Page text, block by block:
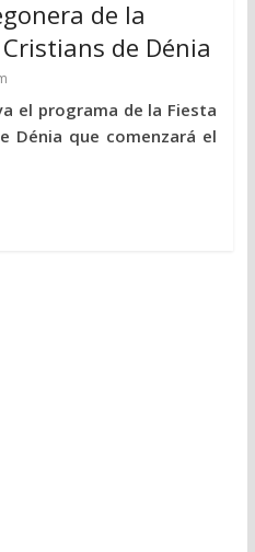
de la
de Dénia
el programa de la Fiesta
Dénia que comenzará el